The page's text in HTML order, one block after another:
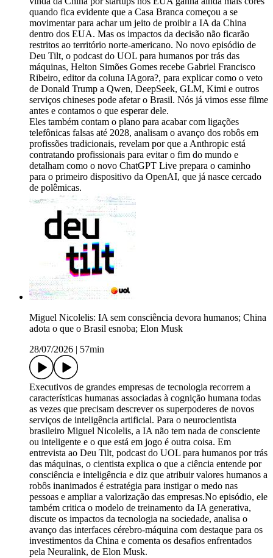
quando fica evidente que a Casa Branca começou a se
movimentar para achar um jeito de proibir a IA da China
dentro dos EUA. Mas os impactos da decisão não ficarão
restritos ao território norte-americano. No novo episódio de
Deu Tilt, o podcast do UOL para humanos por trás das
máquinas, Helton Simões Gomes recebe Gabriel Francisco
Ribeiro, editor da coluna IAgora?, para explicar como o veto
de Donald Trump a Qwen, DeepSeek, GLM, Kimi e outros
serviços chineses pode afetar o Brasil. Nós já vimos esse filme
antes e contamos o que esperar dele.
Eles também contam o plano para acabar com ligações
telefônicas falsas até 2028, analisam o avanço dos robôs em
profissões tradicionais, revelam por que a Anthropic está
contratando profissionais para evitar o fim do mundo e
detalham como o novo ChatGPT Live prepara o caminho
para o primeiro dispositivo da OpenAI, que já nasce cercado
de polêmicas.
Miguel Nicolelis: IA sem consciência devora humanos; China
adota o que o Brasil esnoba; Elon Musk
28/07/2026
57min
Executivos de grandes empresas de tecnologia recorrem a
características humanas associadas à cognição humana todas
as vezes que precisam descrever os superpoderes de novos
serviços de inteligência artificial. Para o neurocientista
brasileiro Miguel Nicolelis, a IA não tem nada de consciente
ou inteligente e o que está em jogo é outra coisa. Em
entrevista ao Deu Tilt, podcast do UOL para humanos por trás
das máquinas, o cientista explica o que a ciência entende por
consciência e inteligência e diz que atribuir valores humanos a
robôs inanimados é estratégia para instigar o medo nas
pessoas e ampliar a valorização das empresas.No episódio, ele
também critica o modelo de treinamento da IA generativa,
discute os impactos da tecnologia na sociedade, analisa o
avanço das interfaces cérebro-máquina com destaque para os
investimentos da China e comenta os desafios enfrentados
pela Neuralink, de Elon Musk.